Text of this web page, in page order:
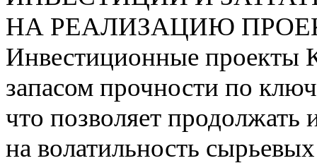
НА РЕАЛИЗАЦИЮ
Инвестиционные проекты
запасом прочности по
что позволяет продолжать
на волатильность